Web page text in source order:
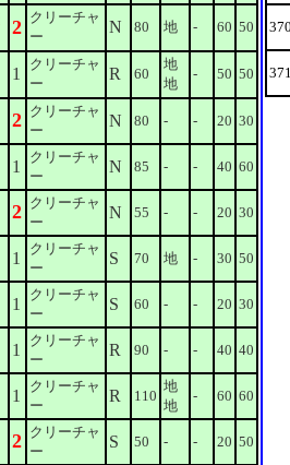
2 クリーチャ
ー
N 80 地 - 60 50
1
クリーチャ
ー
R 60
地
地
- 50 50
2 クリーチャ
ー
N 80 - - 20 30
1
クリーチャ
ー
N 85 - - 40 60
2 クリーチャ
ー
N 55 - - 20 30
1
クリーチャ
ー
S 70 地 - 30 50
1
クリーチャ
ー
S 60 - - 20 30
1
クリーチャ
ー
R 90 - - 40 40
1
クリーチャ
ー
R 110
地
地
- 60 60
2 クリーチャ
ー
S 50 - - 20 50